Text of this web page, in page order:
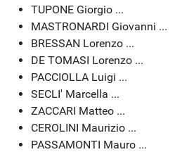
TUPONE Giorgio ...
MASTRONARDI Giovanni ...
BRESSAN Lorenzo ...
DE TOMASI Lorenzo ...
PACCIOLLA Luigi ...
SECLI' Marcella ...
ZACCARI Matteo ...
CEROLINI Maurizio ...
PASSAMONTI Mauro ...